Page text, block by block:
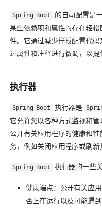
Spring Boot
的自动配置是
某些依赖项和属性的存在轻
件。它通过减少样板配置代
过属性和注释进行微调，以提
执行器
Spring Boot 执行器是
它允许您以各种方式监视和管
公开有关应用程序的健康和
务，例如关闭应用程序或刷新
Spring Boot 执行器的一些
健康端点：公开有关应
否正在运行以及可能遇到